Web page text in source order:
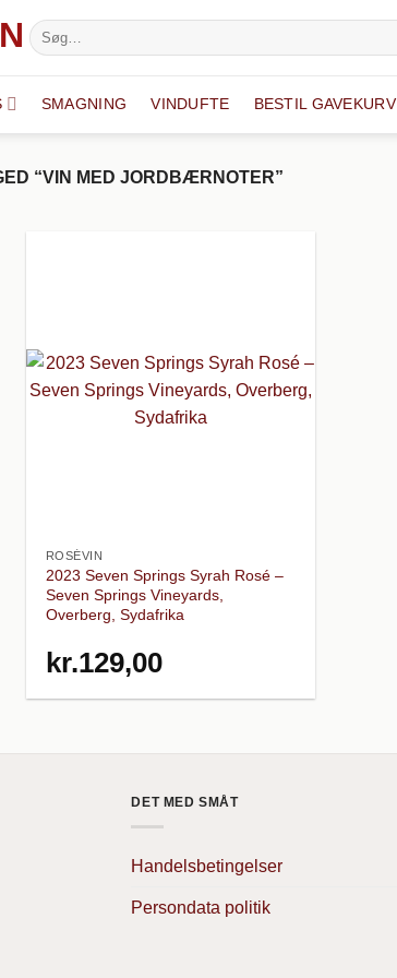
Søg
efter:
SMAGNING VINDUFTE BESTIL GAVEKURV
“VIN MED JORDBÆRNOTER”
ROSÉVIN
2023 Seven Springs Syrah Rosé –
Seven Springs Vineyards,
Overberg, Sydafrika
kr.129,00
DET MED SMÅT
Handelsbetingelser
Persondata politik